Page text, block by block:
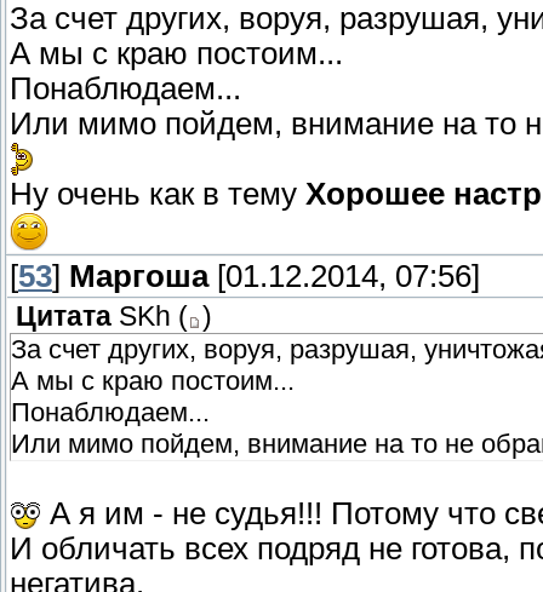
За счет других, воруя, разрушая,
А мы с краю постоим...
Понаблюдаем...
Или мимо пойдем, внимание на то
Ну очень как в тему Хорошее
[53] Маргоша[01.12.2014, 07:56]
Цитата SKh ( )
За счет других, воруя, разрушая,
А мы с краю постоим...
Понаблюдаем...
Или мимо пойдем, внимание на то не
А я им - не судья!!! Потому что
И обличать всех подряд не готова,
негатива.